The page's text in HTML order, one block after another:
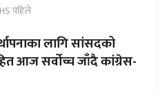
पहिले
लागि सांसदको
आज सर्वोच्च जाँदै कांग्रेस-